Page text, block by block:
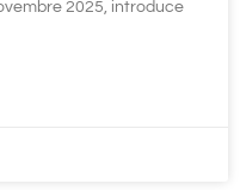
2025, introduce